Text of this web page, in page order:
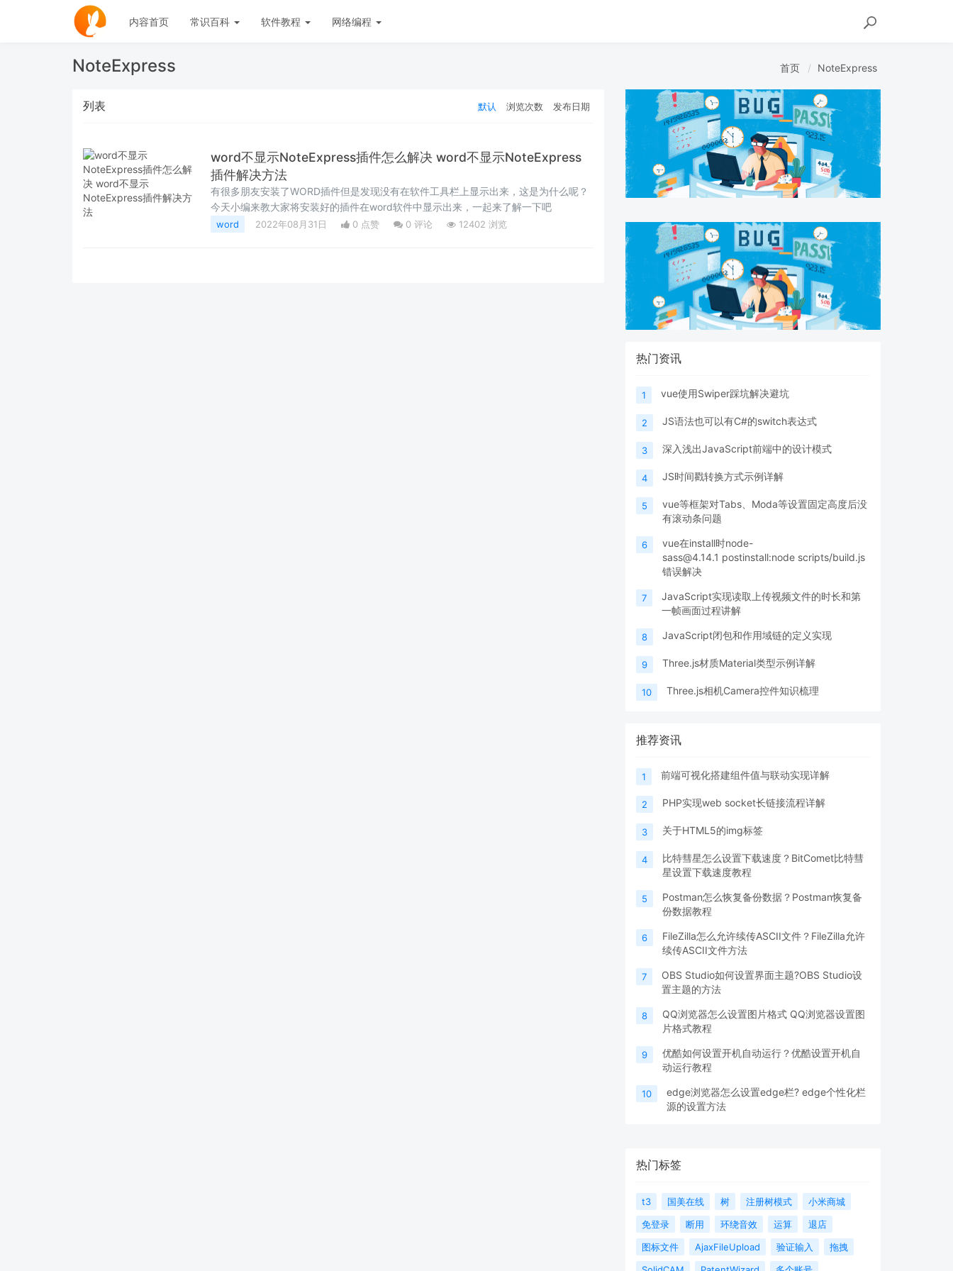
内容首页 常识百科 软件教程 网络编程
NoteExpress 首页 NoteExpress
列表 默认 浏览次数 发布日期
word不显示NoteExpress插件怎么解决 word不显示NoteExpress
插件解决方法
有很多朋友安装了WORD插件但是发现没有在软件工具栏上显示出来，这是为什么呢？
今天小编来教大家将安装好的插件在word软件中显示出来，一起来了解一下吧
word 2022年08月31日 0 点赞 0 评论 12402 浏览
热门资讯
1 vue使用Swiper踩坑解决避坑
2 JS语法也可以有C#的switch表达式
3 深入浅出JavaScript前端中的设计模式
4 JS时间戳转换方式示例详解
5
vue等框架对Tabs、Moda等设置固定高度后没
有滚动条问题
6
vue在install时node-
sass@4.14.1 postinstall:node scripts/build.js
错误解决
7
JavaScript实现读取上传视频文件的时长和第
一帧画面过程讲解
8 JavaScript闭包和作用域链的定义实现
9 Three.js材质Material类型示例详解
10 Three.js相机Camera控件知识梳理
推荐资讯
1 前端可视化搭建组件值与联动实现详解
2 PHP实现web socket长链接流程详解
3 关于HTML5的img标签
4
比特彗星怎么设置下载速度？BitComet比特彗
星设置下载速度教程
5
Postman怎么恢复备份数据？Postman恢复备
份数据教程
6
FileZilla怎么允许续传ASCII文件？FileZilla允许
续传ASCII文件方法
7
OBS Studio如何设置界面主题?OBS Studio设
置主题的方法
8
QQ浏览器怎么设置图片格式 QQ浏览器设置图
片格式教程
9
优酷如何设置开机自动运行？优酷设置开机自
动运行教程
10
edge浏览器怎么设置edge栏? edge个性化栏
源的设置方法
热门标签
t3 国美在线 树 注册树模式
小米商城
免登录
断用 环绕音效 运算
退店
图标文件
AjaxFileUpload 验证输入
拖拽